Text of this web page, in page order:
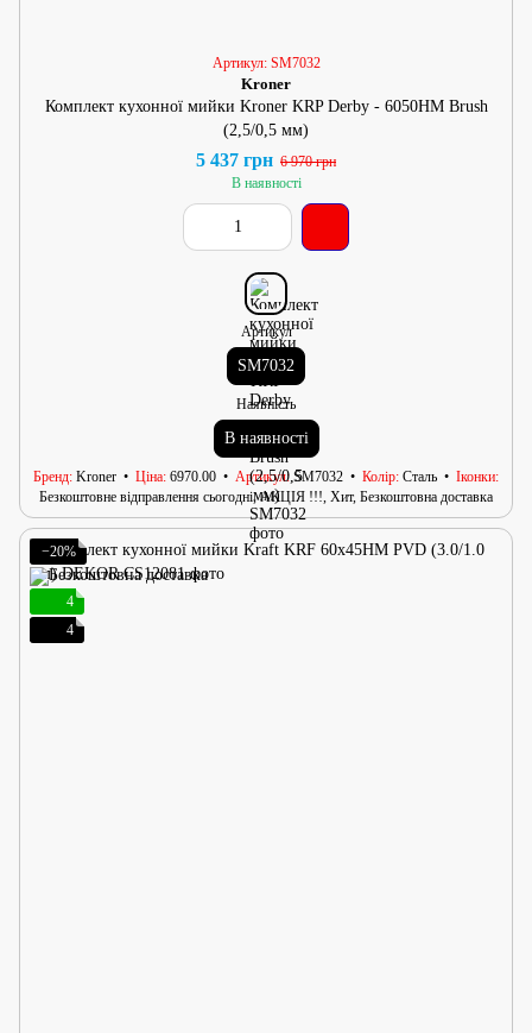
Артикул: SM7032
Kroner
Комплект кухонної мийки Kroner KRP Derby - 6050HM Brush
(2,5/0,5 мм)
5 437 грн 6 970 грн
В наявності
Артикул
SM7032
Наявність
В наявності
Бренд Kroner Ціна 6970.00 Артикул SM7032 Колір Сталь
Іконки
Безкоштовне відправлення сьогодні, АКЦІЯ !!!, Хит, Безкоштовна доставка
−20%
4
4